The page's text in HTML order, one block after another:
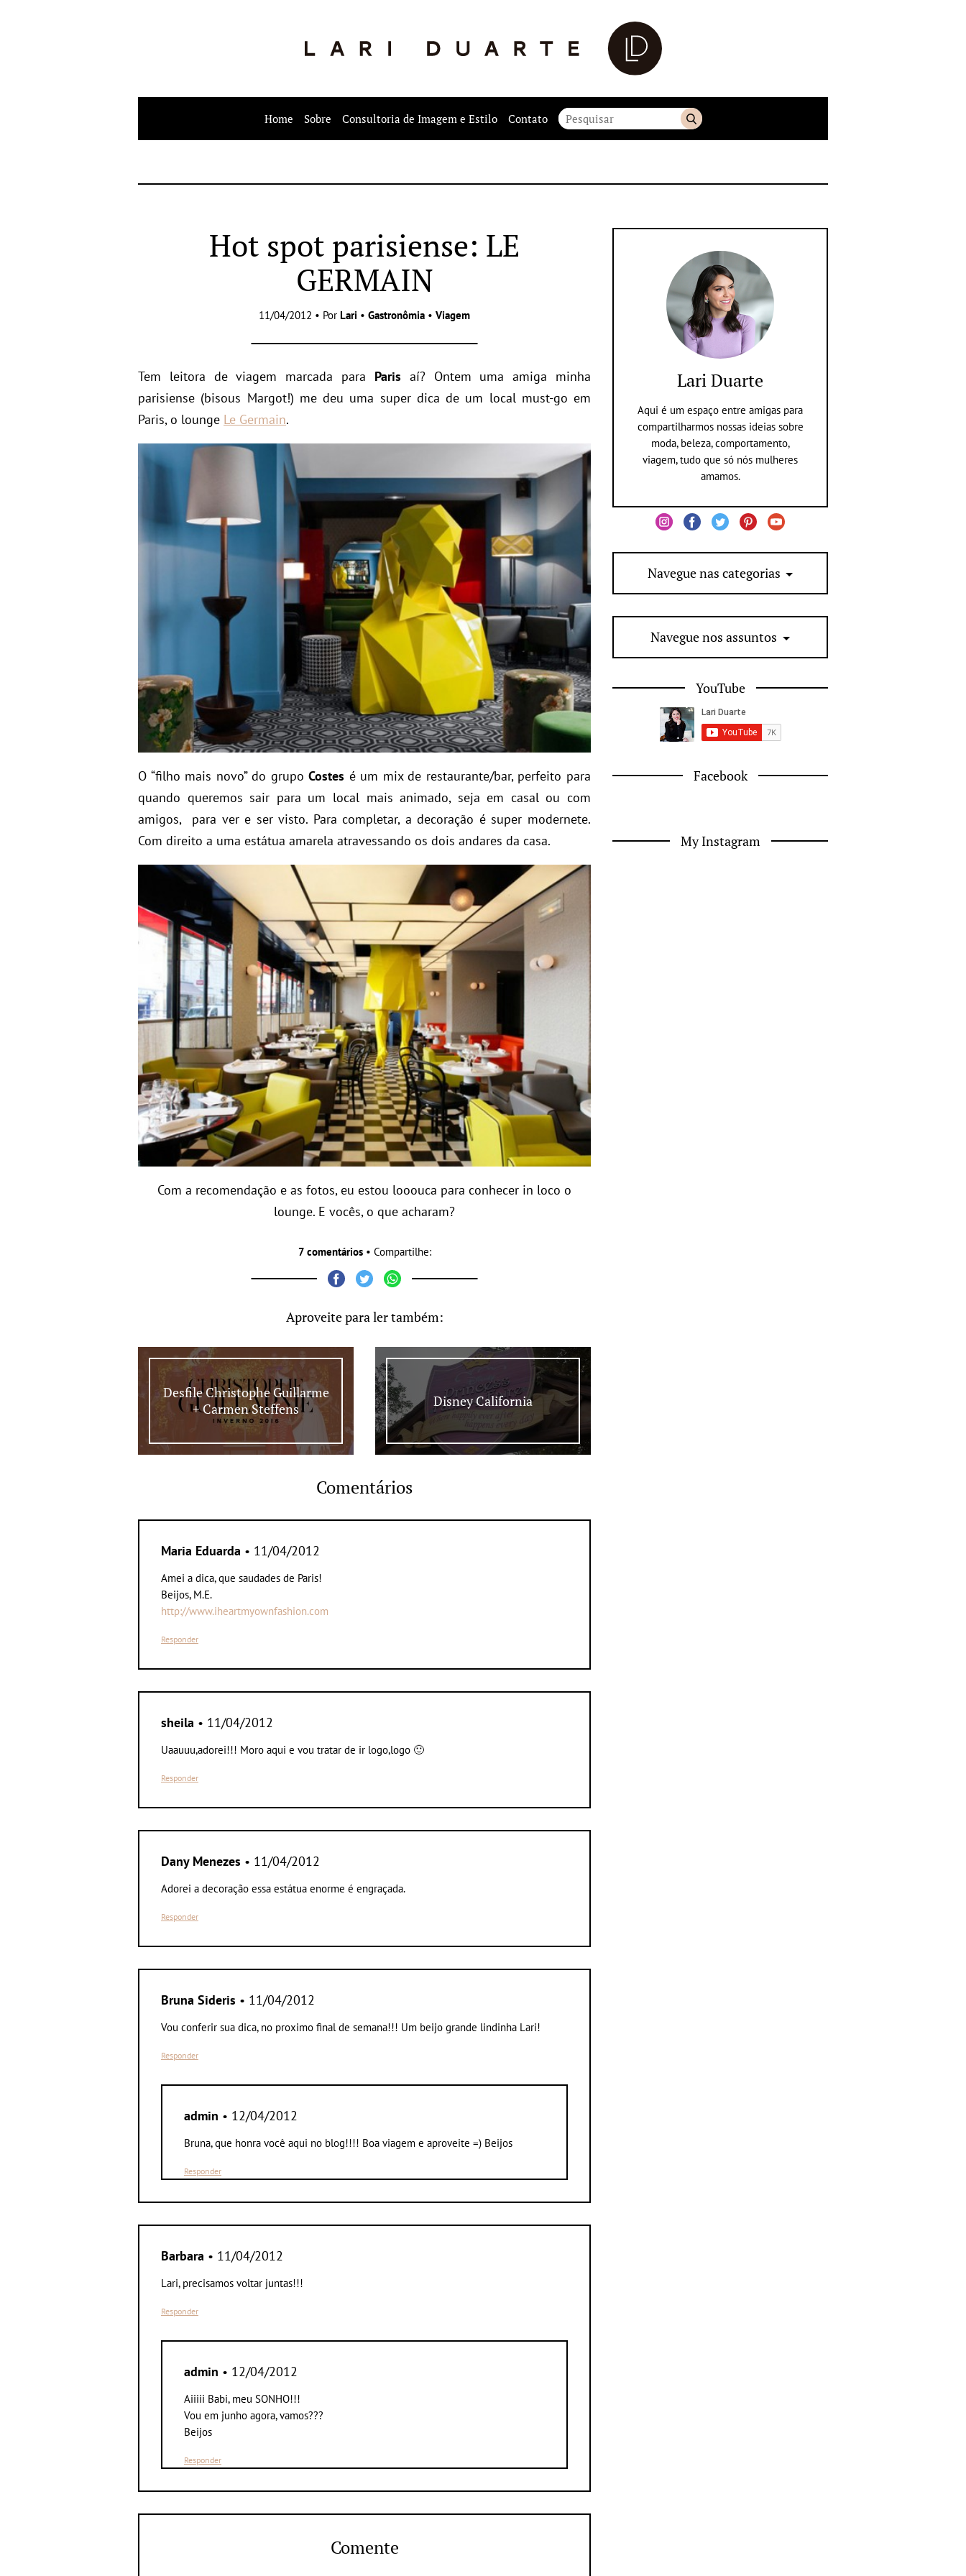
Home Sobre Consultoria de Imagem e Estilo Contato
Hot spot parisiense: LE
GERMAIN
11/04/2012 • Por Lari • Gastronômia • Viagem
Tem leitora de viagem marcada para Paris aí? Ontem uma amiga minha
parisiense (bisous Margot!) me deu uma super dica de um local must-go em
Paris, o lounge Le Germain.
O “filho mais novo” do grupoCostes é um mix de restaurante/bar, perfeito para
quando queremos sair para um local mais animado, seja em casal ou com
amigos, para ver e ser visto. Para completar, a decoração é super modernete.
Com direito a uma estátua amarela atravessando os dois andares da casa.
Com a recomendação e as fotos, eu estou looouca para conhecer in loco o
lounge. E vocês, o que acharam?
7 comentários• Compartilhe:
Aproveite para ler também:
Desfile Christophe Guillarme
+ Carmen Steffens
Disney California
Comentários
Maria Eduarda • 11/04/2012
Amei a dica, que saudades de Paris!
Beijos, M.E.
http://www.iheartmyownfashion.com
Responder
sheila • 11/04/2012
Uaauuu,adorei!!! Moro aqui e vou tratar de ir logo,logo 🙂
Responder
Dany Menezes • 11/04/2012
Adorei a decoração essa estátua enorme é engraçada.
Responder
Bruna Sideris • 11/04/2012
Vou conferir sua dica, no proximo final de semana!!! Um beijo grande lindinha Lari!
Responder
admin • 12/04/2012
Bruna, que honra você aqui no blog!!!! Boa viagem e aproveite =) Beijos
Responder
Barbara • 11/04/2012
Lari, precisamos voltar juntas!!!
Responder
admin • 12/04/2012
Aiiiii Babi, meu SONHO!!!
Vou em junho agora, vamos???
Beijos
Responder
Comente
Lari Duarte
Aqui é um espaço entre amigas para
compartilharmos nossas ideias sobre
moda, beleza, comportamento,
viagem, tudo que só nós mulheres
amamos.
Navegue nas categorias
Navegue nos assuntos
YouTube
Facebook
My Instagram